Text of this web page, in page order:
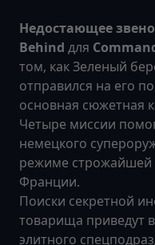
Недостающее
Behind для
том, как Зеленый
отправился на его
основная сюжетная
Четыре миссии
немецкого
режиме строжайшей
Франции.
Поиски секретной
товарища приведут
элитного